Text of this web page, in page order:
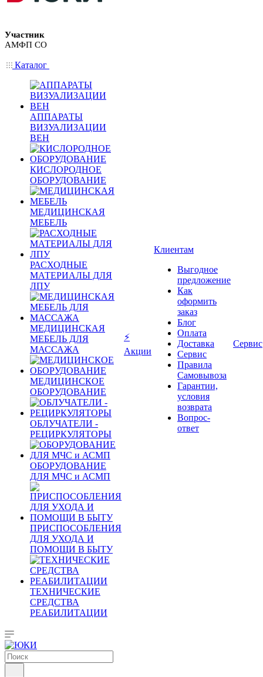
Участник
АМФП СО
Каталог
АППАРАТЫ
ВИЗУАЛИЗАЦИИ
ВЕН
КИСЛОРОДНОЕ
ОБОРУДОВАНИЕ
МЕДИЦИНСКАЯ
МЕБЕЛЬ
РАСХОДНЫЕ
МАТЕРИАЛЫ ДЛЯ
ЛПУ
МЕДИЦИНСКАЯ
МЕБЕЛЬ ДЛЯ
МАССАЖА
МЕДИЦИНСКОЕ
ОБОРУДОВАНИЕ
ОБЛУЧАТЕЛИ -
РЕЦИРКУЛЯТОРЫ
ОБОРУДОВАНИЕ
ДЛЯ МЧС и АСМП
ПРИСПОСОБЛЕНИЯ
ДЛЯ УХОДА И
ПОМОЩИ В БЫТУ
ТЕХНИЧЕСКИЕ
СРЕДСТВА
РЕАБИЛИТАЦИИ
⚡
Акции
Клиентам
Выгодное
предложение
Как
оформить
заказ
Блог
Оплата
Доставка
Сервис
Правила
Самовывоза
Гарантии,
условия
возврата
Вопрос-
ответ
Сервис